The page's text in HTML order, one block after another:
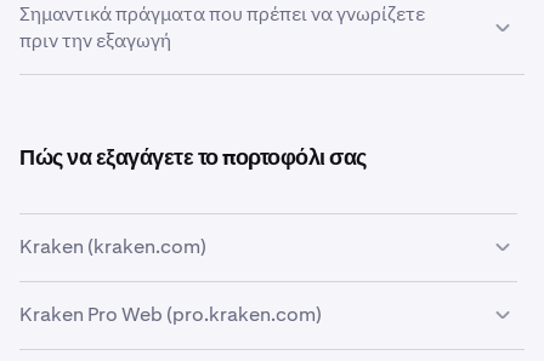
Σημαντικά πράγματα που πρέπει να γνωρίζετε
πριν την εξαγωγή
Πριν συνεχίσετε, παρακαλούμε κατανοήστε τα ακόλουθα:
Δεν θα βλέπετε πλέον υπόλοιπα από αυτό το
πορτοφόλι εντός του Kraken. Το υπόλοιπο DeFi Earn
σας στο Kraken θα μειωθεί στο μηδέν για το
εξαγόμενο πορτοφόλι.
Οποιεσδήποτε ενεργές κατανομές DeFi Earn θα
Πώς να εξαγάγετε το πορτοφόλι σας
Kraken (kraken.com)
1
Κάντε κλικ στην εικόνα του προφίλ σας στην επάνω
δεξιά γωνία.
Kraken Pro Web (pro.kraken.com)